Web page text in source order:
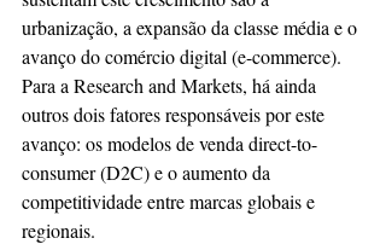
urbanização, a expansão da classe média e o
avanço do comércio digital (e-commerce).
Para a Research and Markets, há ainda
outros dois fatores responsáveis por este
avanço: os modelos de venda direct-to-
consumer (D2C) e o aumento da
competitividade entre marcas globais e
regionais.